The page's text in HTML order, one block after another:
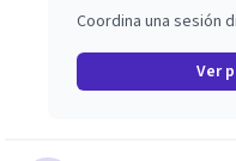
Coordina una sesión
Ver